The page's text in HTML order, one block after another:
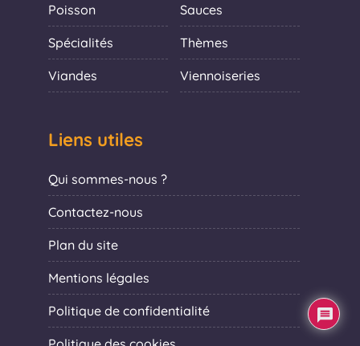
Poisson Sauces
Spécialités Thèmes
Viandes Viennoiseries
Liens utiles
Qui sommes-nous ?
Contactez-nous
Plan du site
Mentions légales
Politique de confidentialité